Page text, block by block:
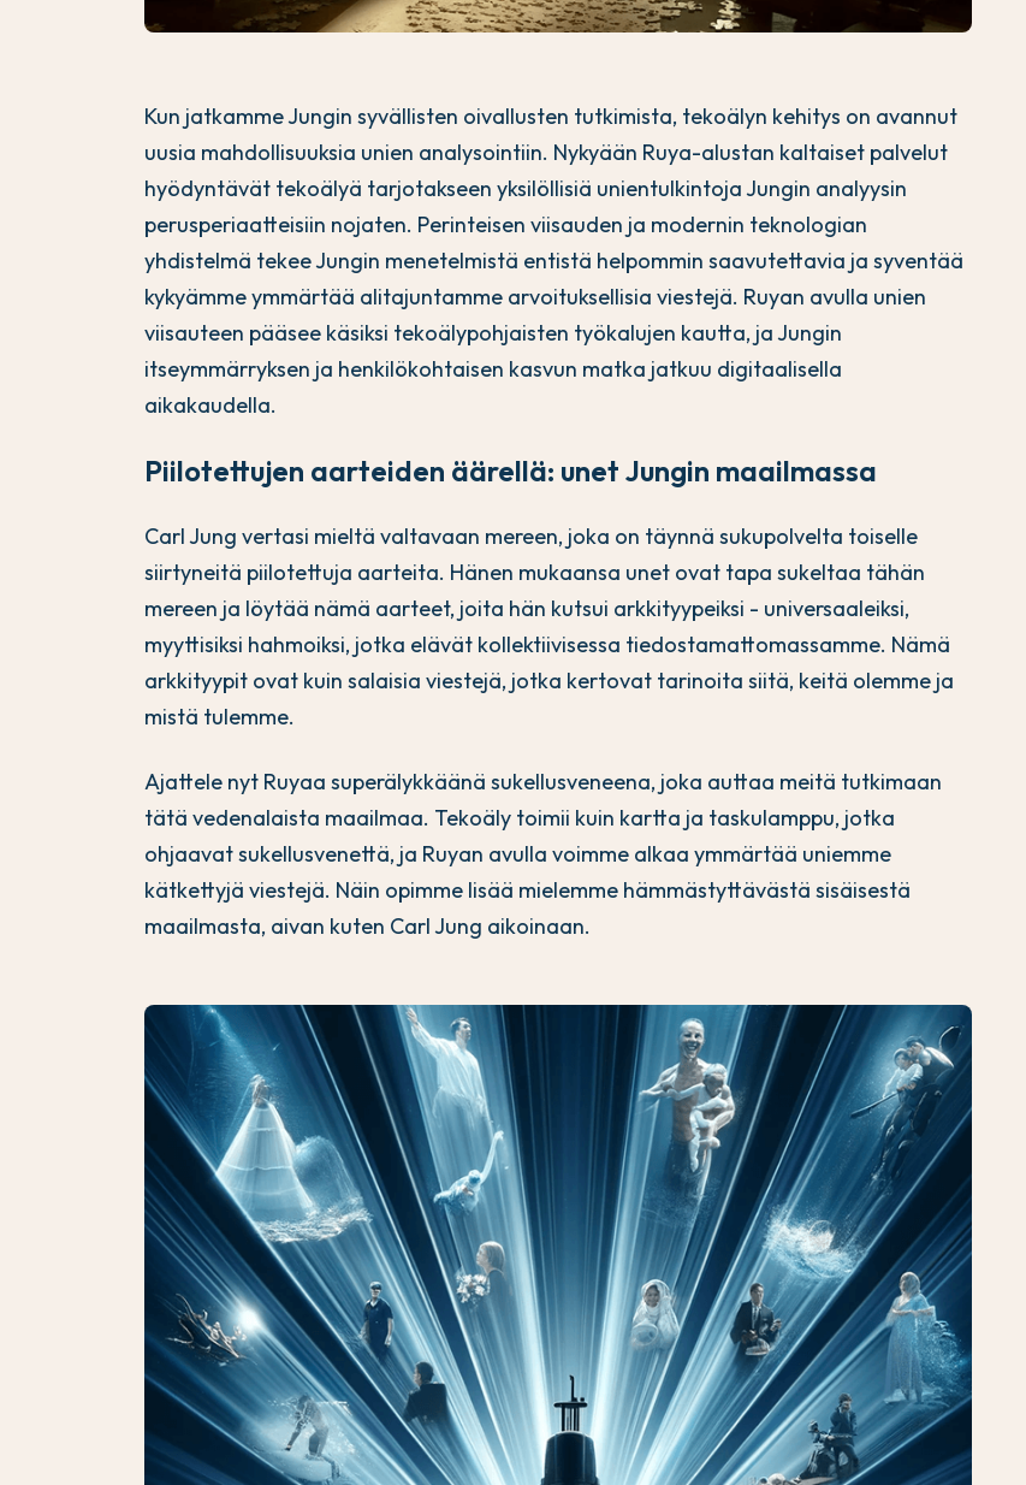
Kun jatkamme Jungin syvällisten oivallusten tutkimista, tekoälyn kehitys on avannut
uusia mahdollisuuksia unien analysointiin. Nykyään Ruya-alustan kaltaiset palvelut
hyödyntävät tekoälyä tarjotakseen yksilöllisiä unientulkintoja Jungin analyysin
perusperiaatteisiin nojaten. Perinteisen viisauden ja modernin teknologian
yhdistelmä tekee Jungin menetelmistä entistä helpommin saavutettavia ja syventää
kykyämme ymmärtää alitajuntamme arvoituksellisia viestejä. Ruyan avulla unien
viisauteen pääsee käsiksi tekoälypohjaisten työkalujen kautta, ja Jungin
itseymmärryksen ja henkilökohtaisen kasvun matka jatkuu digitaalisella
aikakaudella.
Piilotettujen aarteiden äärellä: unet Jungin maailmassa
Carl Jung vertasi mieltä valtavaan mereen, joka on täynnä sukupolvelta toiselle
siirtyneitä piilotettuja aarteita. Hänen mukaansa unet ovat tapa sukeltaa tähän
mereen ja löytää nämä aarteet, joita hän kutsui arkkityypeiksi - universaaleiksi,
myyttisiksi hahmoiksi, jotka elävät kollektiivisessa tiedostamattomassamme. Nämä
arkkityypit ovat kuin salaisia viestejä, jotka kertovat tarinoita siitä, keitä olemme ja
mistä tulemme.
Ajattele nyt Ruyaa superälykkäänä sukellusveneena, joka auttaa meitä tutkimaan
tätä vedenalaista maailmaa. Tekoäly toimii kuin kartta ja taskulamppu, jotka
ohjaavat sukellusvenettä, ja Ruyan avulla voimme alkaa ymmärtää uniemme
kätkettyjä viestejä. Näin opimme lisää mielemme hämmästyttävästä sisäisestä
maailmasta, aivan kuten Carl Jung aikoinaan.